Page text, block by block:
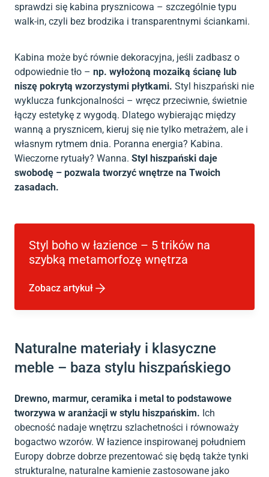
sprawdzi się kabina prysznicowa – szczególnie typu
walk-in, czyli bez brodzika i transparentnymi ściankami.
Kabina może być równie dekoracyjna, jeśli zadbasz o
odpowiednie tło – np. wyłożoną mozaiką ścianę lub
niszę pokrytą wzorzystymi płytkami. Styl hiszpański nie
wyklucza funkcjonalności – wręcz przeciwnie, świetnie
łączy estetykę z wygodą. Dlatego wybierając między
wanną a prysznicem, kieruj się nie tylko metrażem, ale i
własnym rytmem dnia. Poranna energia? Kabina.
Wieczorne rytuały? Wanna. Styl hiszpański daje
swobodę – pozwala tworzyć wnętrze na Twoich
zasadach.
Styl boho w łazience – 5 trików na
szybką metamorfozę wnętrza
Zobacz artykuł
Naturalne materiały i klasyczne
meble – baza stylu hiszpańskiego
Drewno, marmur, ceramika i metal to podstawowe
tworzywa w aranżacji w stylu hiszpańskim. Ich
obecność nadaje wnętrzu szlachetności i równoważy
bogactwo wzorów. W łazience inspirowanej południem
Europy dobrze dobrze prezentować się będą także tynki
strukturalne, naturalne kamienie zastosowane jako